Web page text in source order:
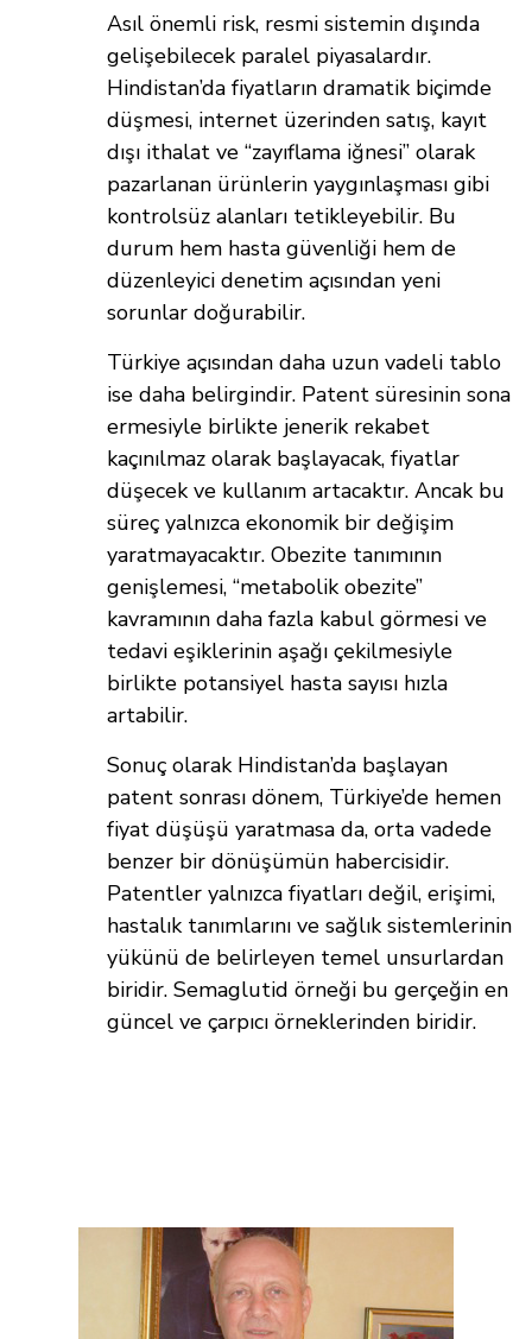
Asıl önemli risk, resmi sistemin dışında
gelişebilecek paralel piyasalardır.
Hindistan’da fiyatların dramatik biçimde
düşmesi, internet üzerinden satış, kayıt
dışı ithalat ve “zayıflama iğnesi” olarak
pazarlanan ürünlerin yaygınlaşması gibi
kontrolsüz alanları tetikleyebilir. Bu
durum hem hasta güvenliği hem de
düzenleyici denetim açısından yeni
sorunlar doğurabilir.
Türkiye açısından daha uzun vadeli tablo
ise daha belirgindir. Patent süresinin sona
ermesiyle birlikte jenerik rekabet
kaçınılmaz olarak başlayacak, fiyatlar
düşecek ve kullanım artacaktır. Ancak bu
süreç yalnızca ekonomik bir değişim
yaratmayacaktır. Obezite tanımının
genişlemesi, “metabolik obezite”
kavramının daha fazla kabul görmesi ve
tedavi eşiklerinin aşağı çekilmesiyle
birlikte potansiyel hasta sayısı hızla
artabilir.
Sonuç olarak Hindistan’da başlayan
patent sonrası dönem, Türkiye’de hemen
fiyat düşüşü yaratmasa da, orta vadede
benzer bir dönüşümün habercisidir.
Patentler yalnızca fiyatları değil, erişimi,
hastalık tanımlarını ve sağlık sistemlerinin
yükünü de belirleyen temel unsurlardan
biridir. Semaglutid örneği bu gerçeğin en
güncel ve çarpıcı örneklerinden biridir.